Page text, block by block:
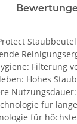
Filterung
Hohes
für
für